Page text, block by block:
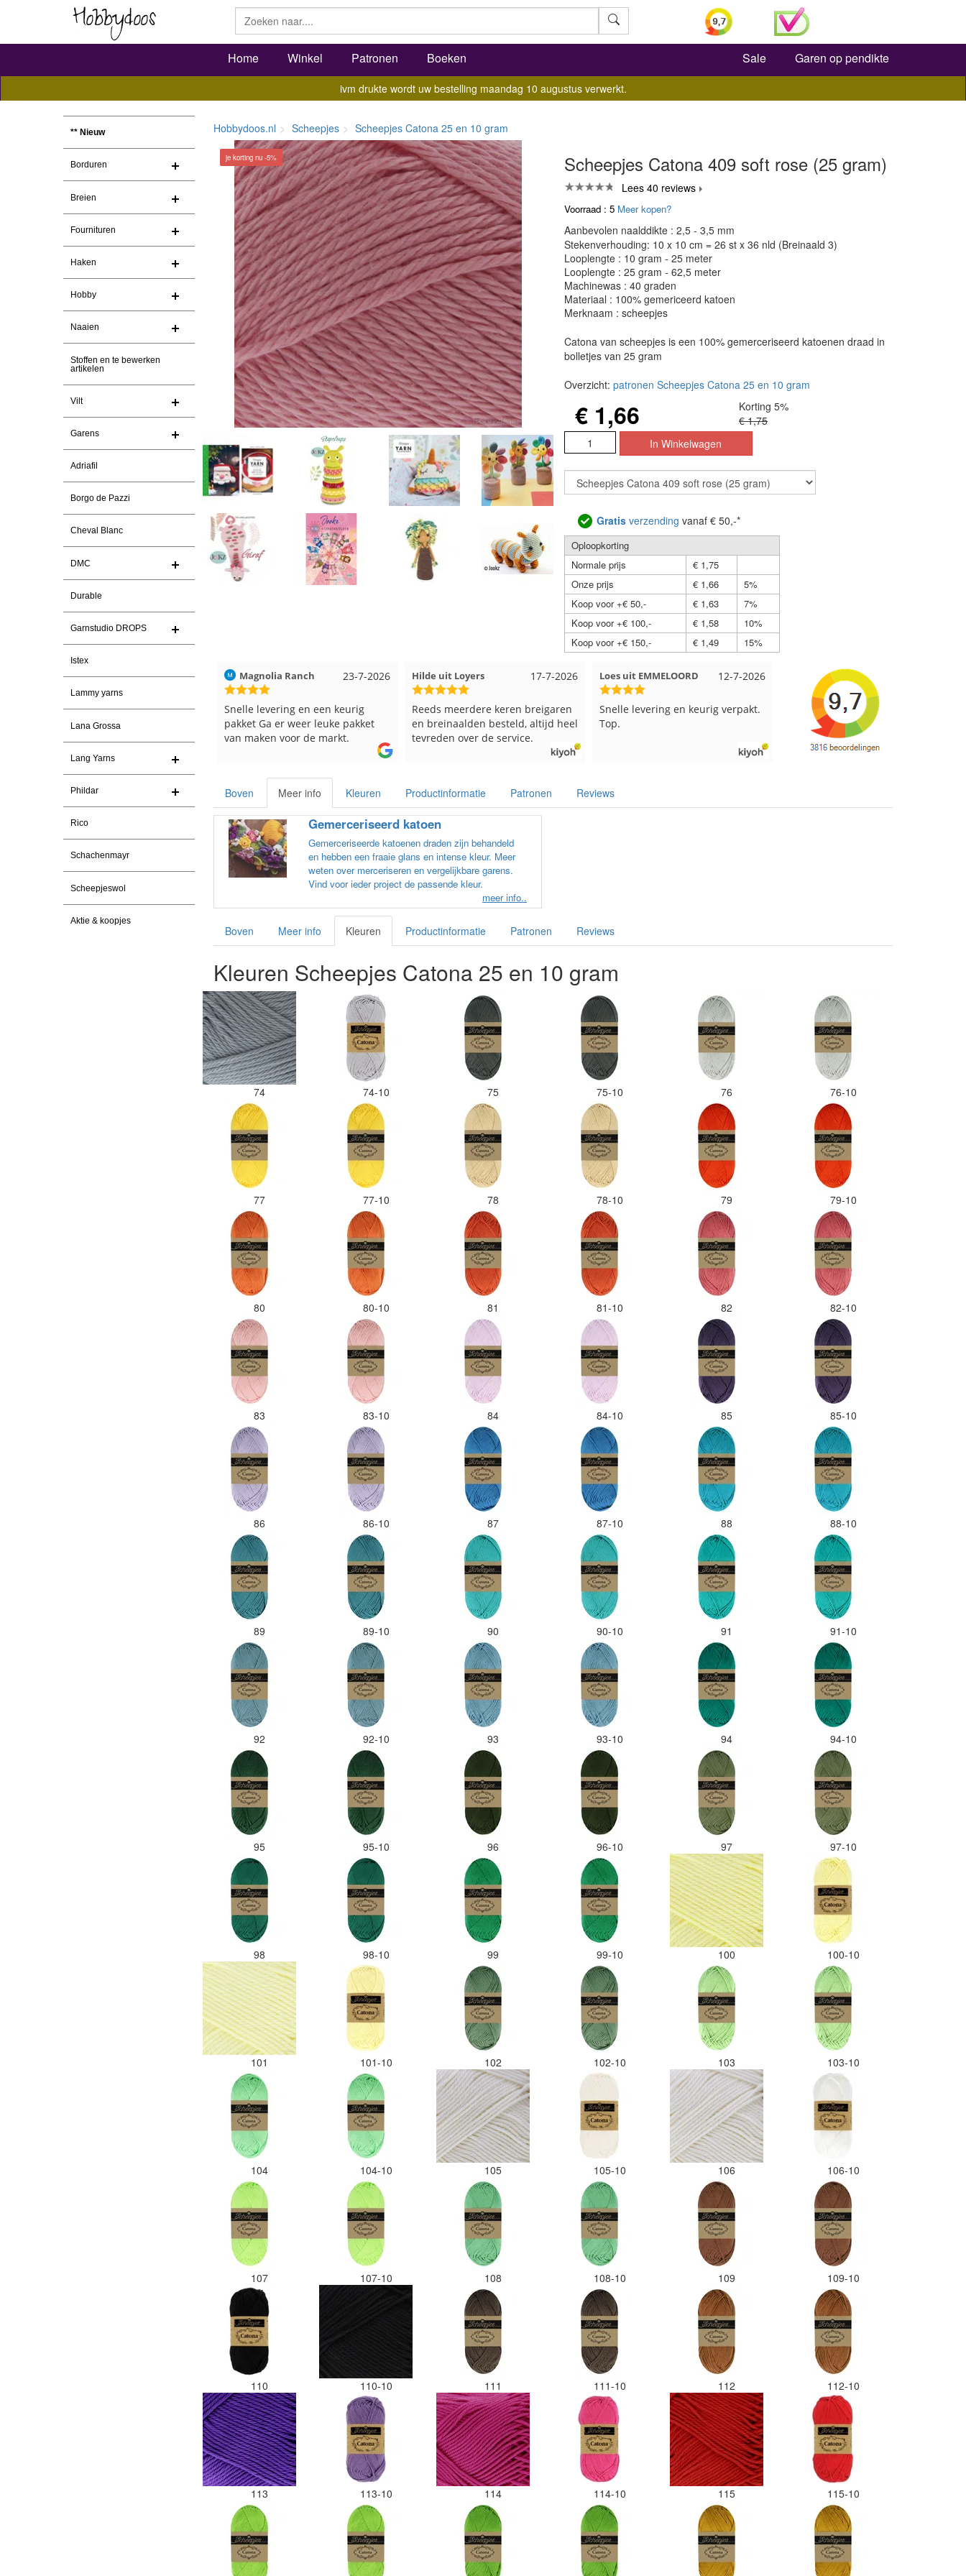
Zoeken
Home Winkel Patronen Boeken Sale Garen op pendikte
ivm drukte wordt uw bestelling maandag 10 augustus verwerkt.
** Nieuw
Borduren
Breien
Fournituren
Haken
Hobby
Naaien
Stoffen en te bewerken
artikelen
Vilt
Garens
Adriafil
Borgo de Pazzi
Cheval Blanc
DMC
Durable
Garnstudio DROPS
Istex
Lammy yarns
Lana Grossa
Lang Yarns
Phildar
Rico
Schachenmayr
Scheepjeswol
Aktie & koopjes
Hobbydoos.nl Scheepjes Scheepjes Catona 25 en 10 gram
je korting nu -5% Scheepjes Catona 409 soft rose (25 gram)
Lees 40 reviews
Voorraad : 5 Meer kopen?
Aanbevolen naalddikte : 2,5 - 3,5 mm
Stekenverhouding: 10 x 10 cm = 26 st x 36 nld (Breinaald 3)
Looplengte : 10 gram - 25 meter
Looplengte : 25 gram - 62,5 meter
Machinewas : 40 graden
Materiaal : 100% gemericeerd katoen
Merknaam : scheepjes
Catona van scheepjes is een 100% gemerceriseerd katoenen draad in
bolletjes van 25 gram
Overzicht: patronen Scheepjes Catona 25 en 10 gram
€ 1,66
Korting 5%
€ 1,75
Gratisverzending vanaf € 50,-*
Oploopkorting
Normale prijs
€ 1,75
Onze prijs
€ 1,66
5%
Koop voor +€ 50,-
€ 1,63
7%
Koop voor +€ 100,-
€ 1,58
10%
Koop voor +€ 150,-
€ 1,49 15%
30-7-2026
Christel Vanderlinden
Snelle levering. En prima garen
23-7-2026
Magnolia Ranch
Snelle levering en een keurig
pakket Ga er weer leuke pakket
van maken voor de markt.
17-7-2026
Hilde uit Loyers
Reeds meerdere keren breigaren
en breinaalden besteld, altijd heel
tevreden over de service.
12-7-2026
Loes uit EMMELOORD
Snelle levering en keurig verpakt.
Top.
Nell uit Beuningen
Goed verpakt en snelgeleverd
Boven Meer info Kleuren Productinformatie Patronen Reviews
Gemerceriseerd katoen
Gemerceriseerde katoenen draden zijn behandeld
en hebben een fraaie glans en intense kleur. Meer
weten over merceriseren en vergelijkbare garens.
Vind voor ieder project de passende kleur.
meer info..
Boven Meer info Kleuren Productinformatie Patronen Reviews
Kleuren Scheepjes Catona 25 en 10 gram
74 74-10 75 75-10 76 76-10
77 77-10 78 78-10 79 79-10
80 80-10 81 81-10 82 82-10
83 83-10 84 84-10 85 85-10
86 86-10 87 87-10 88 88-10
89 89-10 90 90-10 91 91-10
92 92-10 93 93-10 94 94-10
95 95-10 96 96-10 97 97-10
98 98-10 99 99-10 100 100-10
101 101-10 102 102-10 103 103-10
104 104-10 105 105-10 106 106-10
107 107-10 108 108-10 109 109-10
110 110-10 111 111-10 112 112-10
113 113-10 114 114-10 115 115-10